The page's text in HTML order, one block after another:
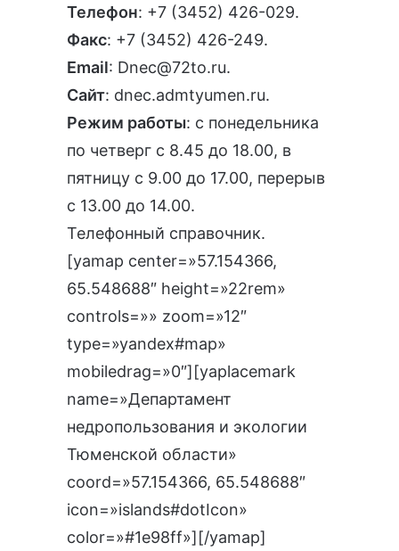
Телефон: +7 (3452) 426-029.
Факс: +7 (3452) 426-249.
Email: Dnec@72to.ru.
Сайт: dnec.admtyumen.ru.
Режим работы: с понедельника
по четверг с 8.45 до 18.00, в
пятницу с 9.00 до 17.00, перерыв
с 13.00 до 14.00.
Телефонный справочник.
[yamap center=»57.154366,
65.548688″ height=»22rem»
controls=»» zoom=»12″
type=»yandex#map»
mobiledrag=»0″][yaplacemark
name=»Департамент
недропользования и экологии
Тюменской области»
coord=»57.154366, 65.548688″
icon=»islands#dotIcon»
color=»#1e98ff»][/yamap]